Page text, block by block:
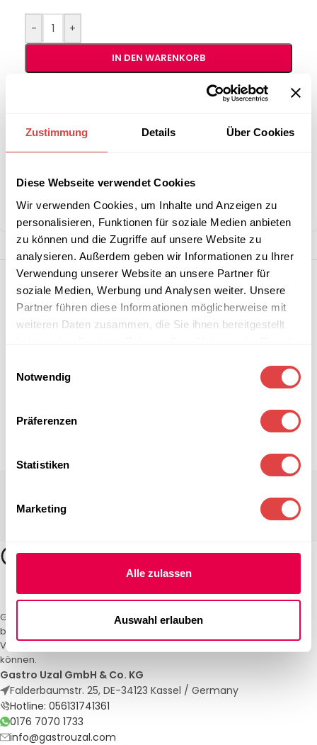
Zustimmung Details Über Cookies
Diese Webseite verwendet Cookies
Wir verwenden Cookies, um Inhalte und Anzeigen zu
personalisieren, Funktionen für soziale Medien anbieten
zu können und die Zugriffe auf unsere Website zu
analysieren. Außerdem geben wir Informationen zu Ihrer
Verwendung unserer Website an unsere Partner für
soziale Medien, Werbung und Analysen weiter. Unsere
Partner führen diese Informationen möglicherweise mit
weiteren Daten zusammen, die Sie ihnen bereitgestellt
Notwendig
Präferenzen
Statistiken
Marketing
Alle zulassen
Auswahl erlauben
- +
IN DEN WARENKORB
Stückzahlen?
Kategorie: Waffel-, Pancake- & Crepeeisen
Teilen:
Gastro Uzal – Ihr Spezialist für Gastronomiemöbel und -textilien. Wir
bieten maßgeschneiderte Lösungen für Restaurants, Hotels und
Veranstaltungen. Qualität und Service, auf die Sie sich verlassen
können.
Gastro Uzal GmbH & Co. KG
Falderbaumstr. 25, DE-34123 Kassel / Germany
Hotline: 056131741361
0176 7070 1733
info@gastrouzal.com